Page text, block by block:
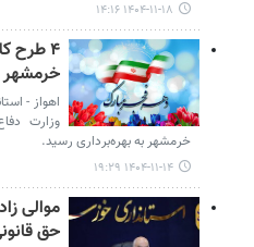
۱۴۰۴-۱۱-۱۸ ۱۴:۱۶
۴ طرح
خرمشهر
اهواز -
وزارت
خرمشهر به بهره‌برداری رسید.
۱۴۰۴-۱۱-۱۴ ۱۹:۲۹
موالی
حق